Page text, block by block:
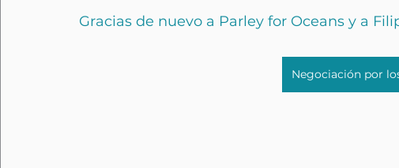
Gracias de nuevo a Parley for Oceans y a
Negociación por